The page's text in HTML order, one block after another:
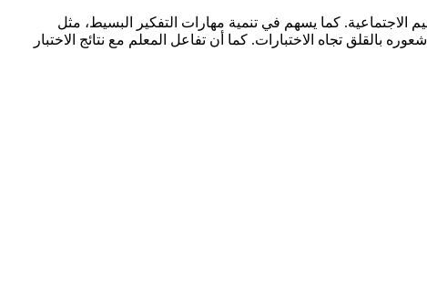
الاجتماعية. كما يسهم في تنمية مهارات التفكير البسيط، مثل
بالقلق تجاه الاختبارات. كما أن تفاعل المعلم مع نتائج الاختبار